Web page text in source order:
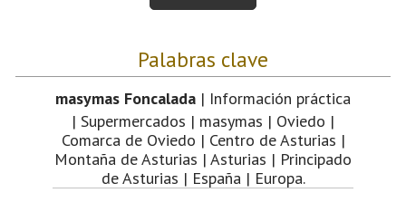
Palabras clave
masymas Foncalada | Información práctica
| Supermercados | masymas | Oviedo |
Comarca de Oviedo | Centro de Asturias |
Montaña de Asturias | Asturias | Principado
de Asturias | España | Europa.